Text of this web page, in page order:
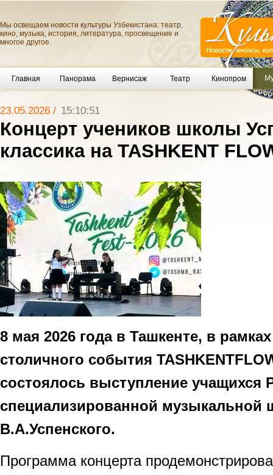
Мы освещаем новости культуры Узбекистана: театр,
кино, музыка, история, литература, просвещение и
многое другое.
Главная Панорама Вернисаж Театр Кинопром
23.05.2026 / 15:10:51
Концерт учеников школы
классика на TASHKENT
8 мая 2026 года в Ташкенте, в
столичного события
состоялось выступление учащихся
специализированной музыкальной
В.А.Успенского.
Программа концерта